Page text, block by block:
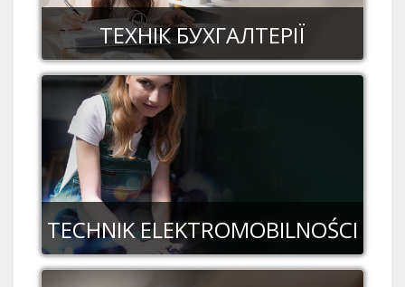
ТЕХНІК БУХГАЛТЕРІЇ
TECHNIK ELEKTROMOBILNOŚCI